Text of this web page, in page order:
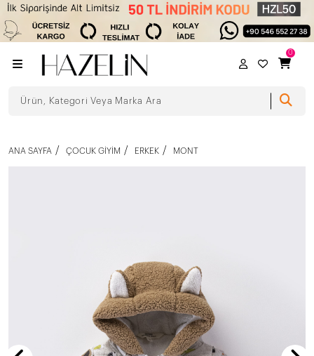
0
ANA SAYFA ÇOCUK GIYIM ERKEK MONT